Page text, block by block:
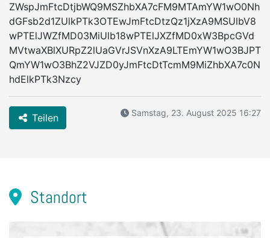
ZWspJmFtcDtjbWQ9MSZhbXA7cFM9MTAmYW1wO0Nh
dGFsb2d1ZUlkPTk3OTEwJmFtcDtzQz1jXzA9MSUlbV8
wPTElJWZfMD03MiUlb18wPTElJXZfMD0xW3BpcGVd
MVtwaXBlXURpZ2lUaGVrJSVnXzA9LTEmYW1wO3BJPT
QmYW1wO3BhZ2VJZD0yJmFtcDtTcmM9MiZhbXA7c0N
hdElkPTk3Nzcy
Teilen Samstag, 23. August 2025 16:27
Standort